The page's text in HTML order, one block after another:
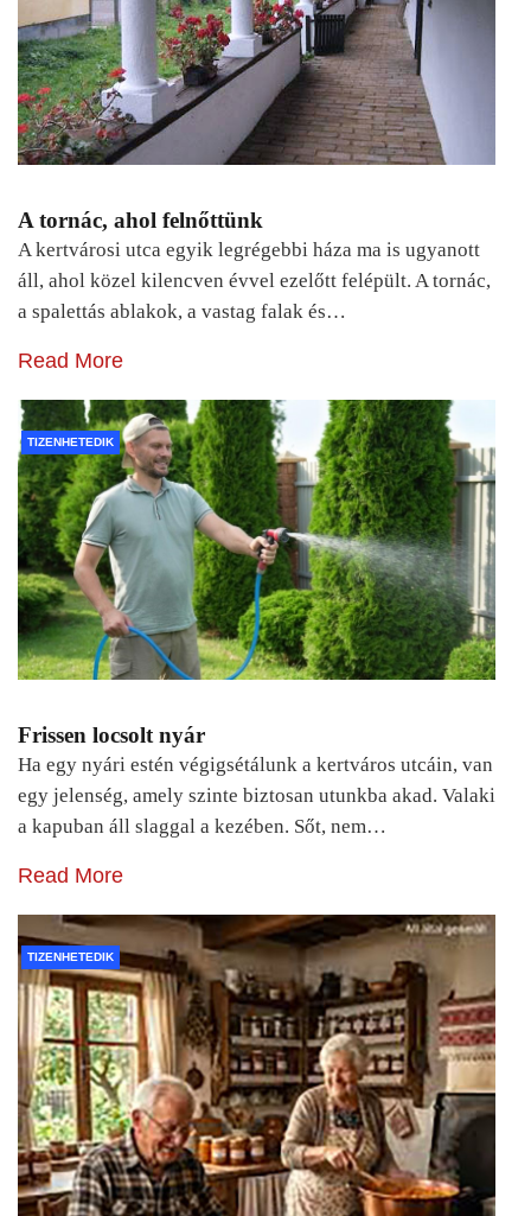
A tornác, ahol felnőttünk
A kertvárosi utca egyik legrégebbi háza ma is ugyanott
áll, ahol közel kilencven évvel ezelőtt felépült. A tornác,
a spalettás ablakok, a vastag falak és…
Read More
TIZENHETEDIK
Frissen locsolt nyár
Ha egy nyári estén végigsétálunk a kertváros utcáin, van
egy jelenség, amely szinte biztosan utunkba akad. Valaki
a kapuban áll slaggal a kezében. Sőt, nem…
Read More
TIZENHETEDIK